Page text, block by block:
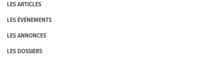
LES ARTICLES
LES ÉVÉNEMENTS
LES ANNONCES
LES DOSSIERS